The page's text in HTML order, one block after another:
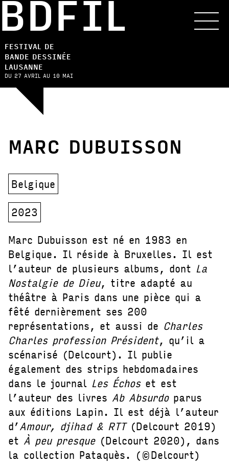
FESTIVAL DE
BANDE DESSINÉE
LAUSANNE
DU 27 AVRIL AU 10 MAI
MARC DUBUISSON
Belgique
2023
Marc Dubuisson est né en 1983 en
Belgique. Il réside à Bruxelles. Il est
l’auteur de plusieurs albums, dont La
Nostalgie de Dieu, titre adapté au
théâtre à Paris dans une pièce qui a
fêté dernièrement ses 200
représentations, et aussi de Charles
Charles profession Président, qu’il a
scénarisé (Delcourt). Il publie
également des strips hebdomadaires
dans le journal Les Échoset est
l’auteur des livres Ab Absurdo parus
aux éditions Lapin. Il est déjà l’auteur
d’Amour, djihad & RTT(Delcourt 2019)
et À peu presque (Delcourt 2020), dans
la collection Pataquès. (©Delcourt)